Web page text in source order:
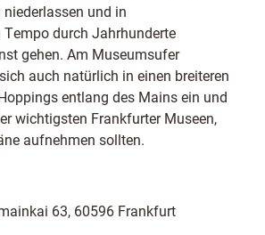
und in
durch Jahrhunderte
gehen. Am Museumsufer
auch natürlich in einen breiteren
entlang des Mains ein und
wichtigsten Frankfurter Museen,
aufnehmen sollten.
63, 60596 Frankfurt